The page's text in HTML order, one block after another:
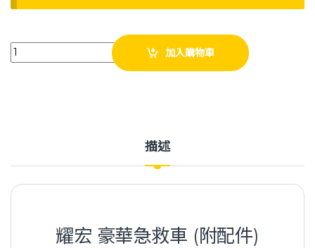
耀宏 豪華急救車 (附配件) YH161-1 迴診車 巡迴車 YAHO quantity
加入購物車
描述
耀宏 豪華急救車 (附配件)